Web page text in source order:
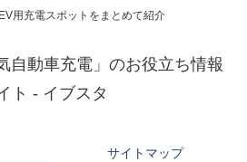
用充電スポットをまとめて紹介
自動車充電」のお役立ち情報
ト - イブスタ
サイトマップ